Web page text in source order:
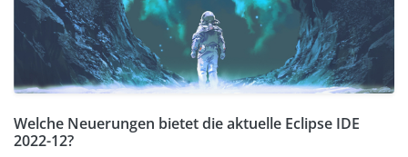
Welche Neuerungen bietet die aktuelle Eclipse IDE
2022-12?